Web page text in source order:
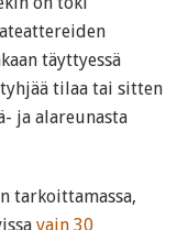
täyttyessä
tilaa tai sitten
ja alareunasta
tarkoittamassa,
vain 30